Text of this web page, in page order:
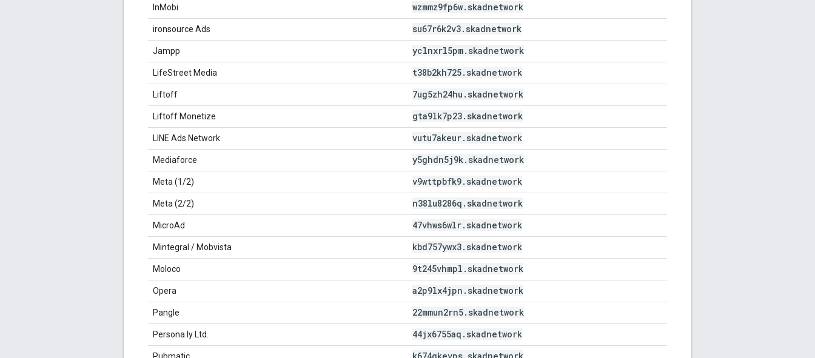
InMobi wzmmz9fp6w. skadnetwork
ironsource Ads su67r6k2v3. skadnetwork
Jampp yclnxrl5pm. skadnetwork
LifeStreet Media t38b2kh725. skadnetwork
Liftoff 7ug5zh24hu . skadnetwork
Liftoff Monetize gta9lk7p23. skadnetwork
LINE Ads Network vutu7akeur. skadnetwork
Mediaforce y5ghdn5j9k. skadnetwork
Meta (1/2) v9wttpbfk9. skadnetwork
Meta (2/2) n38lu8286q . skadnetwork
MicroAd 47vhws6wlr. skadnetwork
Mintegral / Mobvista kbd757ywx3. skadnetwork
Moloco 9t245vhmpl . skadnetwork
Opera a2p9lx4jpn . skadnetwork
Pangle 22mmun2rn5. skadnetwork
Persona.ly Ltd. 44jx6755aq . skadnetwork